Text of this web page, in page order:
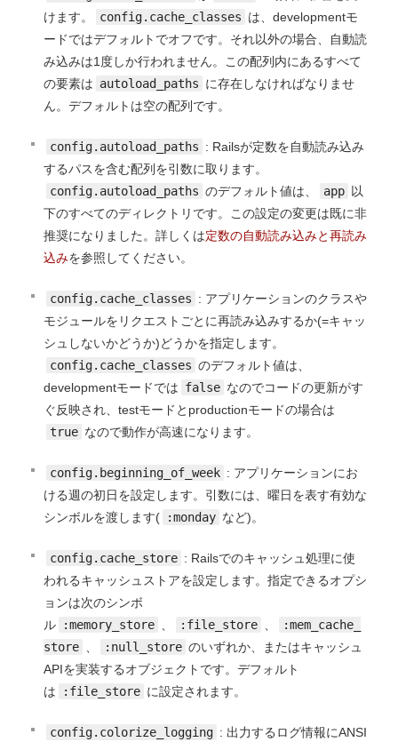
けます。
config.cache_classes は、developmentモ
ードではデフォルトでオフです。それ以外の場合、自動読
み込みは1度しか行われません。この配列内にあるすべて
の要素は autoload_paths に存在しなければなりませ
ん。デフォルトは空の配列です。
config.autoload_paths : Railsが定数を自動読み込み
するパスを含む配列を引数に取ります。
config.autoload_paths のデフォルト値は、 app 以
下のすべてのディレクトリです。この設定の変更は既に非
推奨になりました。詳しくは定数の自動読み込みと再読み
込みを参照してください。
config.cache_classes : アプリケーションのクラスや
モジュールをリクエストごとに再読み込みするか(=キャッ
シュしないかどうか)どうかを指定します。
config.cache_classes のデフォルト値は、
developmentモードでは false なのでコードの更新がす
ぐ反映され、testモードとproductionモードの場合は
true なので動作が高速になります。
config.beginning_of_week : アプリケーションにお
ける週の初日を設定します。引数には、曜日を表す有効な
シンボルを渡します(
:monday など)。
config.cache_store : Railsでのキャッシュ処理に使
われるキャッシュストアを設定します。指定できるオプシ
ョンは次のシンボ
ル
:memory_store 、 :file_store 、
:mem_cache_
store 、 :null_store のいずれか、またはキャッシュ
APIを実装するオブジェクトです。デフォルト
は
:file_store に設定されます。
config.colorize_logging : 出力するログ情報にANSI